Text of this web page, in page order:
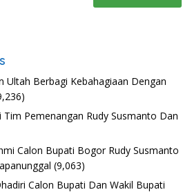
Ultah Berbagi Kebahagiaan Dengan
Pemenangan Rudy Susmanto Dan
Calon Bupati Bogor Rudy Susmanto
(9,063)
Calon Bupati Dan Wakil Bupati